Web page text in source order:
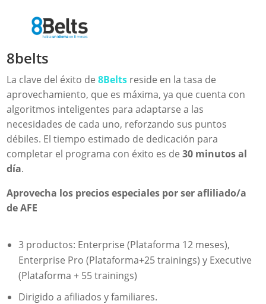
8belts
La clave del éxito de8Belts reside en la tasa de
aprovechamiento, que es máxima, ya que cuenta con
algoritmos inteligentes para adaptarse a las
necesidades de cada uno, reforzando sus puntos
débiles. El tiempo estimado de dedicación para
completar el programa con éxito es de30 minutos al
día.
Aprovecha los precios especiales por ser afliliado/a
de AFE
3 productos: Enterprise (Plataforma 12 meses),
Enterprise Pro (Plataforma+25 trainings) y Executive
(Plataforma + 55 trainings)
Dirigido a afiliados y familiares.